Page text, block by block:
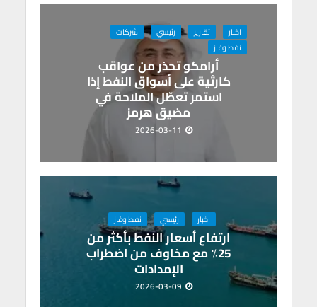
اخبار تقارير رئيسي
شركات
نفط وغاز
أرامكو تحذر من عواقب
كارثية على أسواق النفط إذا
استمر تعطّل الملاحة في
مضيق هرمز
2026-03-11
اخبار رئيسي نفط وغاز
ارتفاع أسعار النفط بأكثر من
25٪ مع مخاوف من اضطراب
الإمدادات
2026-03-09